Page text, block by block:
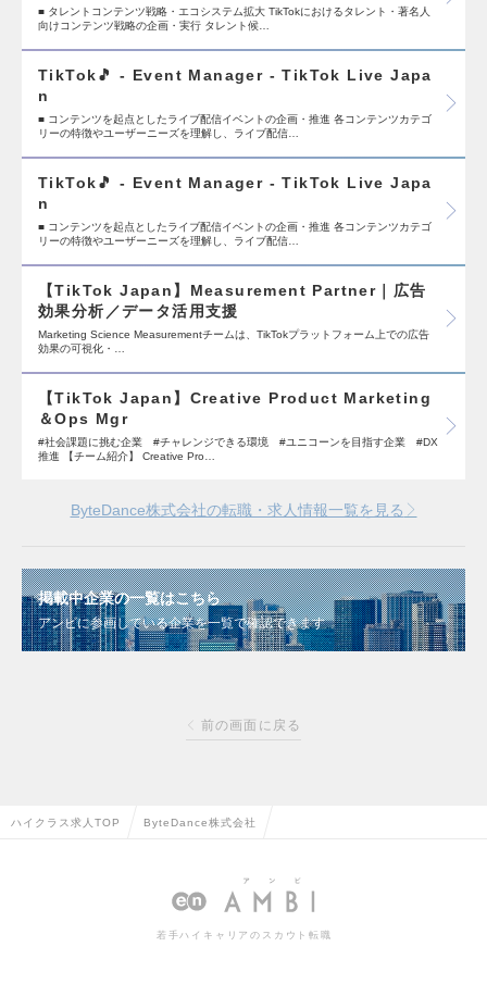
■ タレントコンテンツ戦略・エコシステム拡大 TikTokにおけるタレント・著名人
向けコンテンツ戦略の企画・実行 タレント候…
TikTok🎵 - Event Manager - TikTok Live Japa
n
■ コンテンツを起点としたライブ配信イベントの企画・推進 各コンテンツカテゴ
リーの特徴やユーザーニーズを理解し、ライブ配信…
TikTok🎵 - Event Manager - TikTok Live Japa
n
■ コンテンツを起点としたライブ配信イベントの企画・推進 各コンテンツカテゴ
リーの特徴やユーザーニーズを理解し、ライブ配信…
【TikTok Japan】Measurement Partner｜広告
効果分析／データ活用支援
Marketing Science Measurementチームは、TikTokプラットフォーム上での広告
効果の可視化・…
【TikTok Japan】Creative Product Marketing
＆Ops Mgr
#社会課題に挑む企業 #チャレンジできる環境 #ユニコーンを目指す企業 #DX
推進 【チーム紹介】 Creative Pro…
ByteDance株式会社の転職・求人情報一覧を見る
掲載中企業の一覧はこちら
アンビに参画している企業を一覧で確認できます
前の画面に戻る
ハイクラス求人TOP ByteDance株式会社
若手ハイキャリアのスカウト転職